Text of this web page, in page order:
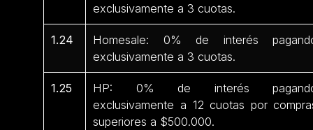
exclusivamente a 3 cuotas.
1.24
Homesale: 0% de interés
exclusivamente a 3 cuotas.
1.25
HP: 0% de interés
exclusivamente a 12 cuotas por
superiores a $500.000.